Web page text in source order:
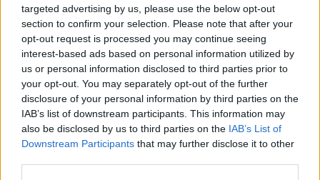
targeted advertising by us, please use the below opt-out
section to confirm your selection. Please note that after your
opt-out request is processed you may continue seeing
interest-based ads based on personal information utilized by
us or personal information disclosed to third parties prior to
your opt-out. You may separately opt-out of the further
disclosure of your personal information by third parties on the
IAB’s list of downstream participants. This information may
also be disclosed by us to third parties on the IAB’s List of
Downstream Participants that may further disclose it to other